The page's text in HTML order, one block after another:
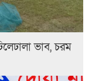
ভাব, চরম